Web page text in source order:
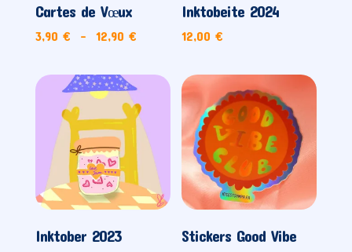
Cartes de Vœux
3,90 € – 12,90 €Plage
3,90 €
à
Inktobeite 2024
12,00€
Inktober 2023 Stickers Good Vibe